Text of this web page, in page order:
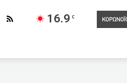
16.9 C
Συνεδριάζει, για τα επόμενα βήματα